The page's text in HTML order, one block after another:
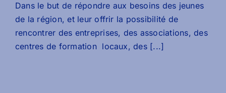
Dans le but de répondre aux besoins des jeunes
de la région, et leur offrir la possibilité de
rencontrer des entreprises, des associations, des
centres de formation locaux, des [...]